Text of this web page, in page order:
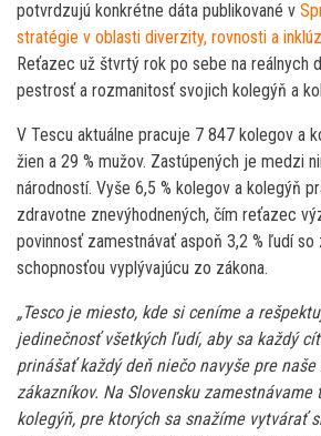
potvrdzujú konkrétne dáta publikované v
stratégie v oblasti diverzity, rovnosti a
Reťazec už štvrtý rok po sebe na reálnych
pestrosť a rozmanitosť svojich kolegýň a
V Tescu aktuálne pracuje 7 847 kolegov a
žien a 29 % mužov. Zastúpených je medzi
národností. Vyše 6,5 % kolegov a kolegýň
zdravotne znevýhodnených, čím reťazec
povinnosť zamestnávať aspoň 3,2 % ľudí so
schopnosťou vyplývajúcu zo zákona.
„Tesco je miesto, kde si ceníme a
jedinečnosť všetkých ľudí, aby sa každý
prinášať každý deň niečo navyše pre naše
zákazníkov. Na Slovensku
kolegýň, pre ktorých sa snažíme vytvárať